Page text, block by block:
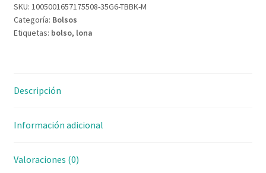
SKU: 1005001657175508-35G6-TBBK-M
Categoría: Bolsos
Etiquetas: bolso, lona
Descripción
Información adicional
Valoraciones (0)